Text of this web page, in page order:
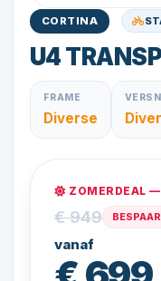
CORTINA
U4
FRAME
Diverse
ZOMERDEAL —
€ 949
vanaf